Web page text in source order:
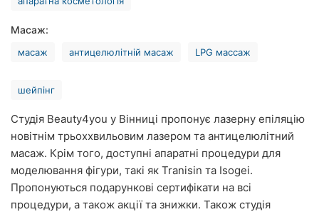
Харків
Запоріжжя
Львів
Кривий
Ріг
Миколаїв
Херсон
Масаж:
масаж антицелюлітній масаж LPG массаж
шейпінг
Студія Beauty4you у Вінниці пропонує лазерну епіляцію
новітнім трьоххвильовим лазером та антицелюлітний
масаж. Крім того, доступні апаратні процедури для
моделювання фігури, такі як Tranisin та Isogei.
Пропонуються подарункові сертифікати на всі
процедури, а також акції та знижки. Також студія